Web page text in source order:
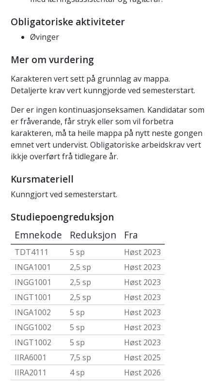
Obligatoriske aktiviteter
Øvinger
Mer om vurdering
Karakteren vert sett på grunnlag av mappa.
Detaljerte krav vert kunngjorde ved semesterstart.
Der er ingen kontinuasjonseksamen. Kandidatar som
er fråverande, får stryk eller som vil forbetra
karakteren, må ta heile mappa på nytt neste gongen
emnet vert undervist. Obligatoriske arbeidskrav vert
ikkje overført frå tidlegare år.
Kursmateriell
Kunngjort ved semesterstart.
Studiepoengreduksjon
Emnekode Reduksjon Fra
TDT4111 5 sp
Høst 2023
INGA1001
2,5 sp
Høst 2023
INGG1001
2,5 sp
Høst 2023
INGT1001
2,5 sp
Høst 2023
INGA1002
5 sp
Høst 2023
INGG1002
5 sp
Høst 2023
INGT1002
5 sp
Høst 2023
IIRA6001
7,5 sp
Høst 2025
IIRA2011
4 sp
Høst 2026